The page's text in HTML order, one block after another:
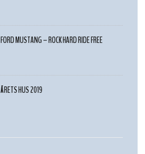
FORD MUSTANG – ROCK HARD RIDE FREE
ÅRETS HUS 2019